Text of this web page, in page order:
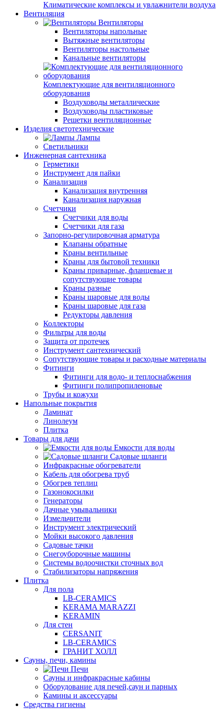
Климатические комплексы и увлажнители воздуха
Вентиляция
Вентиляторы
Вентиляторы напольные
Вытяжные вентиляторы
Вентиляторы настольные
Канальные вентиляторы
Комплектующие для вентиляционного
оборудования
Воздуховоды металлические
Воздуховоды пластиковые
Решетки вентиляционные
Изделия светотехнические
Лампы
Светильники
Инженерная сантехника
Герметики
Инструмент для пайки
Канализация
Канализация внутренняя
Канализация наружная
Счетчики
Счетчики для воды
Счетчики для газа
Запорно-регулировочная арматура
Клапаны обратные
Краны вентильные
Краны для бытовой техники
Краны приварные, фланцевые и
сопутствующие товары
Краны разные
Краны шаровые для воды
Краны шаровые для газа
Редукторы давления
Коллекторы
Фильтры для воды
Защита от протечек
Инструмент сантехнический
Сопутствующие товары и расходные материалы
Фитинги
Фитинги для водо- и теплоснабжения
Фитинги полипропиленовые
Трубы и кожухи
Напольные покрытия
Ламинат
Линолеум
Плитка
Товары для дачи
Емкости для воды
Садовые шланги
Инфракрасные обогреватели
Кабель для обогрева труб
Обогрев теплиц
Газонокосилки
Генераторы
Дачные умывальники
Измельчители
Инструмент электрический
Мойки высокого давления
Садовые тачки
Снегоуборочные машины
Системы водоочистки сточных вод
Стабилизаторы напряжения
Плитка
Для пола
LB-CERAMICS
KERAMA MARAZZI
KERAMIN
Для стен
CERSANIT
LB-CERAMICS
ГРАНИТ ХОЛЛ
Сауны, печи, камины
Печи
Сауны и инфракрасные кабины
Оборудование для печей,саун и парных
Камины и аксессуары
Средства гигиены